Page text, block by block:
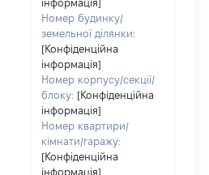
інформація]
Номер будинку/
земельної ділянки:
[Конфіденційна
інформація]
Номер корпусу/секції/
блоку: [Конфіденційна
інформація]
Номер квартири/
кімнати/гаражу:
[Конфіденційна
інформація]